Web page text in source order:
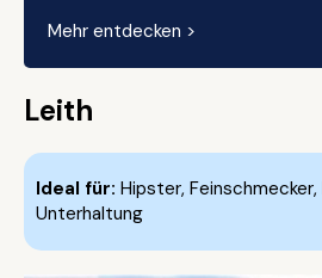
Mehr entdecken >
Leith
Ideal für: Hipster,
Unterhaltung